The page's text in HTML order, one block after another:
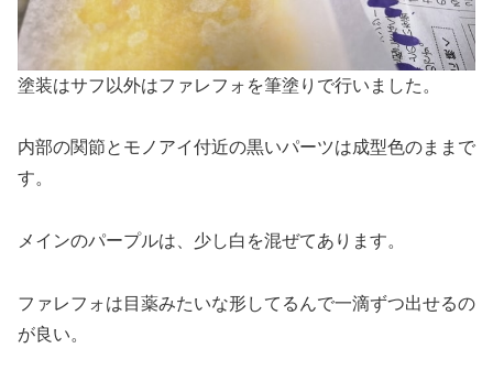
塗装はサフ以外はファレフォを筆塗りで行いました。
内部の関節とモノアイ付近の黒いパーツは成型色のままで
す。
メインのパープルは、少し白を混ぜてあります。
ファレフォは目薬みたいな形してるんで一滴ずつ出せるの
が良い。